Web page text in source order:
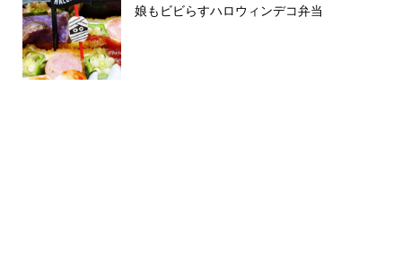
娘もビビらすハロウィンデコ弁当